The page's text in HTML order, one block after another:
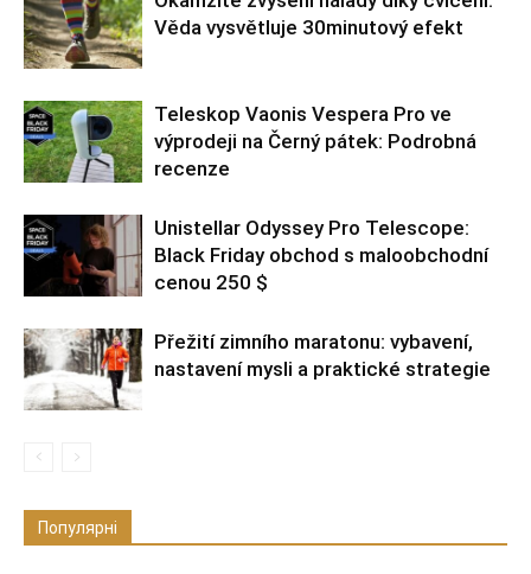
Věda vysvětluje 30minutový efekt
Teleskop Vaonis Vespera Pro ve
výprodeji na Černý pátek: Podrobná
recenze
Unistellar Odyssey Pro Telescope:
Black Friday obchod s maloobchodní
cenou 250 $
Přežití zimního maratonu: vybavení,
nastavení mysli a praktické strategie
Популярні